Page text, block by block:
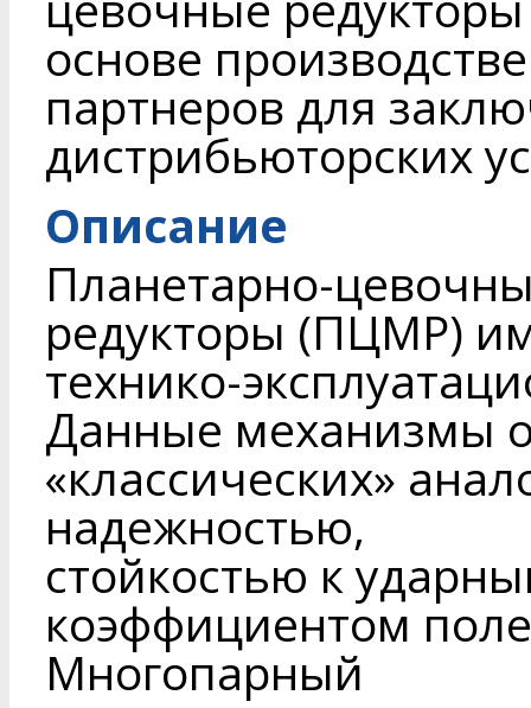
основе
партнеров для
дистрибьюторских
Описание
Планетарно-
редукторы (ПЦМР)
технико-
Данные механизмы
«классических»
надежностью,
стойкостью к
коэффициентом
Многопарный